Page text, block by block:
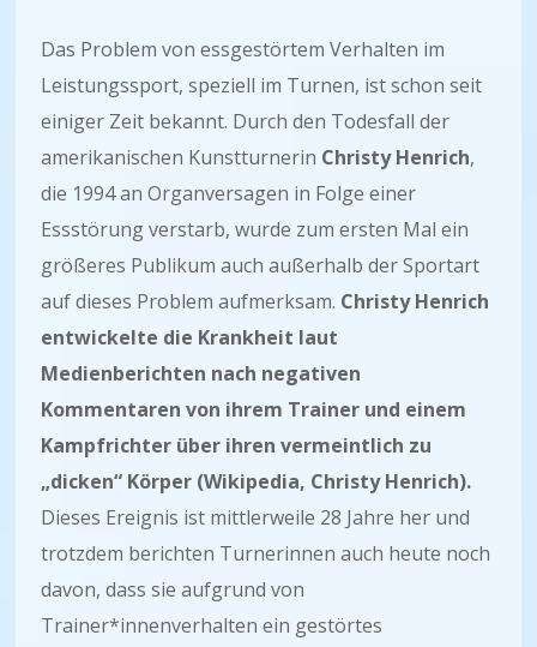
Das Problem von essgestörtem Verhalten im
Leistungssport, speziell im Turnen, ist schon seit
einiger Zeit bekannt. Durch den Todesfall der
amerikanischen Kunstturnerin Christy Henrich,
die 1994 an Organversagen in Folge einer
Essstörung verstarb, wurde zum ersten Mal ein
größeres Publikum auch außerhalb der Sportart
auf dieses Problem aufmerksam. Christy Henrich
entwickelte die Krankheit laut
Medienberichten nach negativen
Kommentaren von ihrem Trainer und einem
Kampfrichter über ihren vermeintlich zu
„dicken“ Körper (Wikipedia, Christy Henrich).
Dieses Ereignis ist mittlerweile 28 Jahre her und
trotzdem berichten Turnerinnen auch heute noch
davon, dass sie aufgrund von
Trainer*innenverhalten ein gestörtes